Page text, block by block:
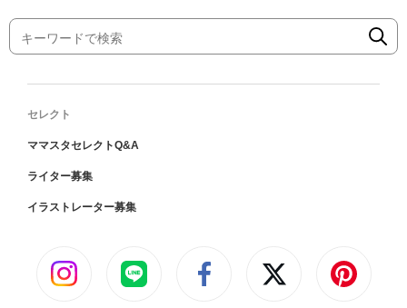
セレクト
ママスタセレクトQ&A
ライター募集
イラストレーター募集